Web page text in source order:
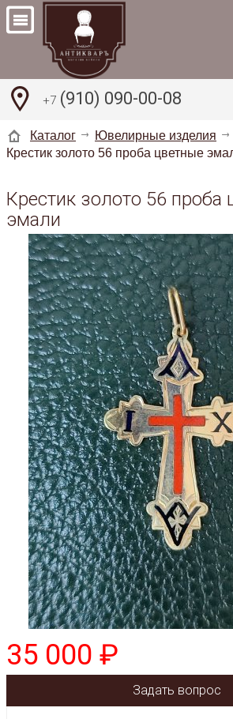
+7 (910) 090-00-08
Каталог
Ювелирные изделия
Крестик золото 56 проба цветные
Крестик золото 56 проба
эмали
35 000 ₽
Задать вопрос